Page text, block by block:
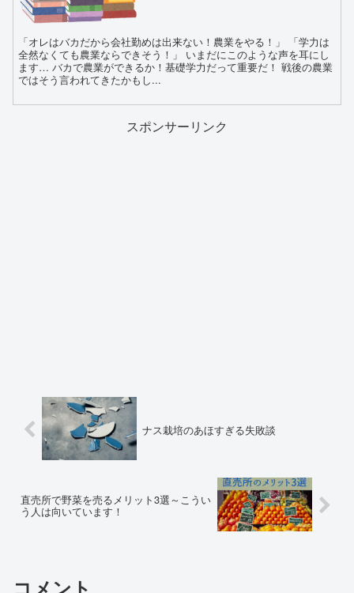
「オレはバカだから会社勤めは出来ない！農業をやる！」 「学力は
全然なくても農業ならできそう！」 いまだにこのような声を耳にし
ます… バカで農業ができるか！基礎学力だって重要だ！ 戦後の農業
ではそう言われてきたかもし...
スポンサーリンク
ナス栽培のあほすぎる失敗談
直売所で野菜を売るメリット3選～こうい
う人は向いています！